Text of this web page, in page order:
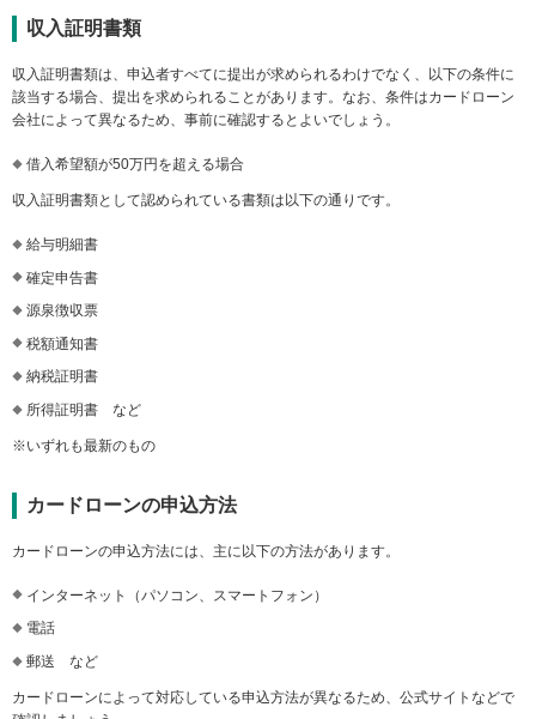
収入証明書類
収入証明書類は、申込者すべてに提出が求められるわけでなく、以下の条件に
該当する場合、提出を求められることがあります。なお、条件はカードローン
会社によって異なるため、事前に確認するとよいでしょう。
借入希望額が50万円を超える場合
収入証明書類として認められている書類は以下の通りです。
給与明細書
確定申告書
源泉徴収票
税額通知書
納税証明書
所得証明書 など
※いずれも最新のもの
カードローンの申込方法
カードローンの申込方法には、主に以下の方法があります。
インターネット（パソコン、スマートフォン）
電話
郵送 など
カードローンによって対応している申込方法が異なるため、公式サイトなどで